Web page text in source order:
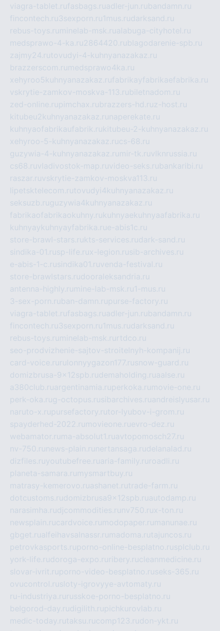
viagra-tablet.rufasbags.ruadler-jun.rubandamn.ru
fincontech.ru3sexporn.ru1mus.rudarksand.ru
rebus-toys.ru minelab-msk.rualabuga-cityhotel.ru
medsprawo-4-ka.ru2864420.rublagodarenie-spb.ru
zajmy24.rutovudyi-4-kuhnyanazakaz.ru
brazzerscom.ru medsprawo4ka.ru
xehyroo5kuhnyanazakaz.rufabrikayfabrikaefabrika.ru
vskrytie-zamkov-moskva-113.rubiletnadom.ru
zed-online.rupimchax.rubrazzers-hd.ruz-host.ru
kitubeu2kuhnyanazakaz.ru naperekate.ru
kuhnyaofabrikaufabrik.rukitubeu-2-kuhnyanazakaz.ru
xehyroo-5-kuhnyanazakaz.rucs-68.ru
guzywia-4-kuhnyanazakaz.ru mir-tk.ruvlknrussia.ru
cs68.ruvladivostok-map.ruvideo-seks.rubankaribi.ru
raszar.ruvskrytie-zamkov-moskva113.ru
lipetsktelecom.rutovudyi4kuhnyanazakaz.ru
seksuzb.ruguzywia4kuhnyanazakaz.ru
fabrikaofabrikaokuhny.rukuhnyaekuhnyaafabrika.ru
kuhnyaykuhnyayfabrika.rue-abis1c.ru
store-brawl-stars.rukts-services.rudark-sand.ru
sindika-01.rusp-life.rux-legion.rusib-archives.ru
e-abis-1-c.rusindika01.ruvenda-festival.ru
store-brawlstars.rudooraleksandria.ru
antenna-highly.ru mine-lab-msk.ru1-mus.ru
3-sex-porn.ruban-damn.rupurse-factory.ru
viagra-tablet.rufasbags.ruadler-jun.rubandamn.ru
fincontech.ru3sexporn.ru1mus.rudarksand.ru
rebus-toys.ru minelab-msk.ru rtdco.ru
seo-prodvizhenie-sajtov-stroitelnyh-kompanij.ru
card-voice.ru rulonnyygazon177.rusnow-guard.ru
domizbrusa-9x12spb.rudemaholding.ruaalse.ru
a380club.ruargentinamia.ruperkoka.ru movie-one.ru
perk-oka.rug-octopus.rusibarchives.ruandreislyusar.ru
naruto-x.rupursefactory.rutor-lyubov-i-grom.ru
spayderhed-2022.ru movieone.ruevro-dez.ru
webamator.ru ma-absolut1.ruavtopomosch27.ru
nv-750.ru news-plain.ru nertansaga.rudelanalad.ru
dizfiles.ruyoutubefree.ruaria-family.ru roadli.ru
planeta-samara.ru mysmartbuy.ru
matrasy-kemerovo.ruashanet.rutrade-farm.ru
dotcustoms.rudomizbrusa9x12spb.ruautodamp.ru
narasimha.rudjcommodities.ru nv750.rux-ton.ru
newsplain.rucardvoice.ru modopaper.ru manunae.ru
gbget.rualfeihavsalnassr.ru madoma.rutajuncos.ru
petrovkasports.ruporno-online-besplatno.rusplclub.ru
york-life.rudoroga-expo.ru ribery.rucleanmedicine.ru
slovar-ivrit.ruporno-video-besplatno.ruseks-365.ru
ovucontrol.rusloty-igrovyye-avtomaty.ru
ru-industriya.ru russkoe-porno-besplatno.ru
belgorod-day.rudigilith.rupichkurovlab.ru
medic-today.rutaksu.rucomp123.rudon-ykt.ru